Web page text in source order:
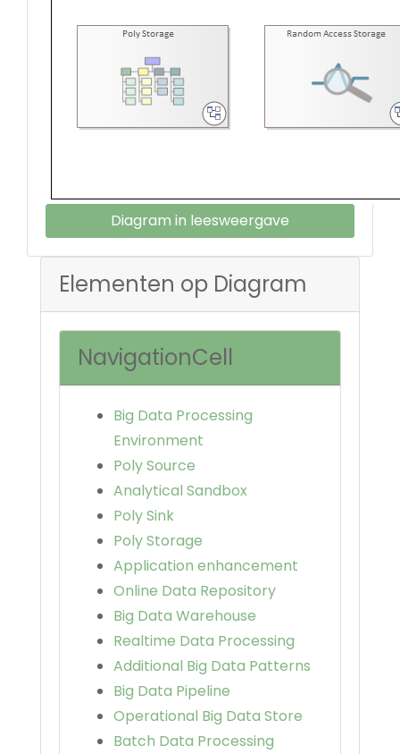
Diagram in leesweergave
Elementen op Diagram
NavigationCell
Big Data Processing
Environment
Poly Source
Analytical Sandbox
Poly Sink
Poly Storage
Application enhancement
Online Data Repository
Big Data Warehouse
Realtime Data Processing
Additional Big Data Patterns
Big Data Pipeline
Operational Big Data Store
Batch Data Processing